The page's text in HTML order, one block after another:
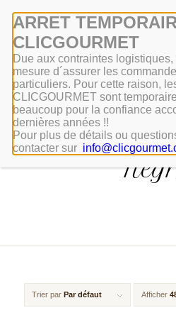
Mon
Porc
Trier par Par défaut Afficher
ARRET
CLICGOURMET
Due aux contraintes
mesure d´assurer les
particuliers. Pour cette raison,
CLICGOURMET sont
beaucoup pour la confiance
dernières années !!
Pour plus de détails ou
contacter sur